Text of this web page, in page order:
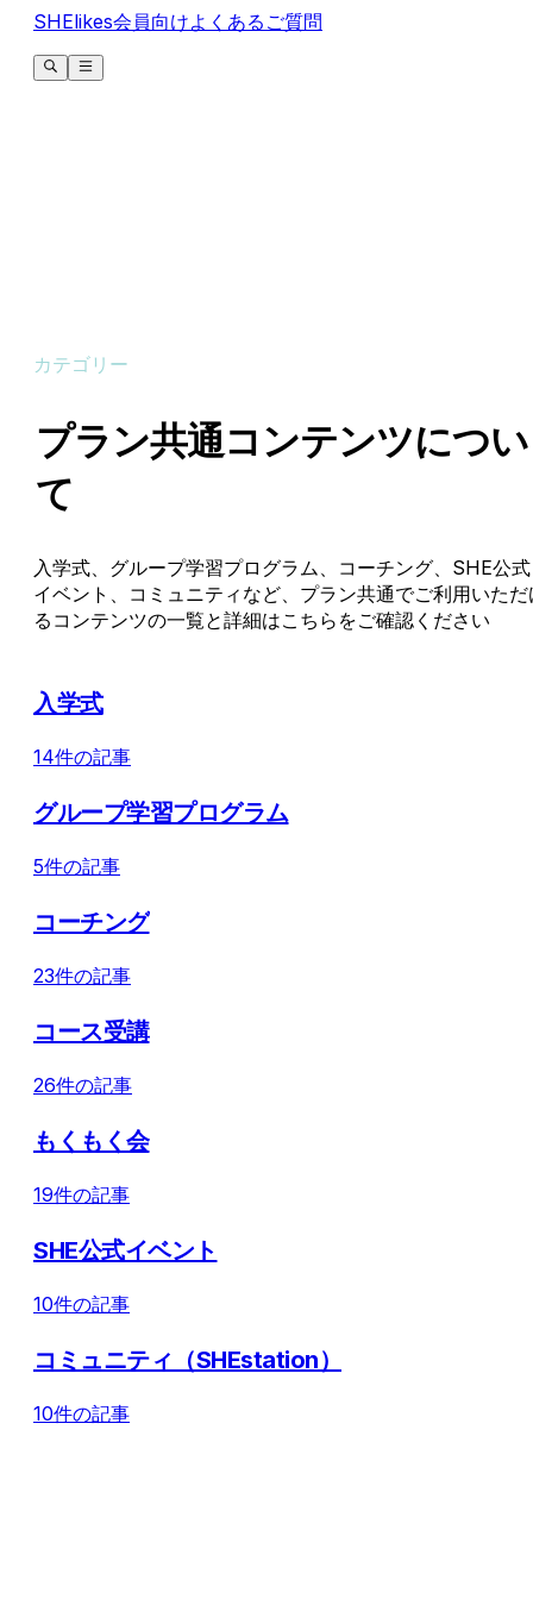
SHElikes会員向けよくあるご質問
カテゴリー
プラン共通コンテンツについ
て
入学式、グループ学習プログラム、コーチング、SHE公式
イベント、コミュニティなど、プラン共通でご利用いただ
るコンテンツの一覧と詳細はこちらをご確認ください
入学式
14件の記事
グループ学習プログラム
5件の記事
コーチング
23件の記事
コース受講
26件の記事
もくもく会
19件の記事
SHE公式イベント
10件の記事
コミュニティ（SHEstation）
10件の記事